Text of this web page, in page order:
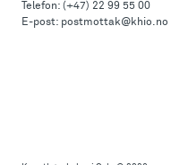
Telefon: (+47) 22 99 55 00
E-post: postmottak@khio.no